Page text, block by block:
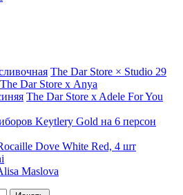
The Dar Store × Studio 29
The Dar Store x Anya
The Dar Store x Adele For You
Keytlery Gold на 6 персон
Dove White Red, 4 шт
Maslova